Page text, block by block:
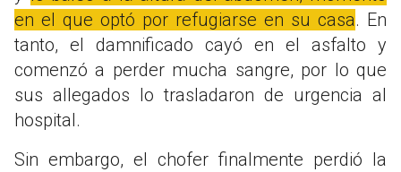
en el que optó por refugiarse en su casa. En
tanto, el damnificado cayó en el asfalto y
comenzó a perder mucha sangre, por lo que
sus allegados lo trasladaron de urgencia al
hospital.
Sin embargo, el chofer finalmente perdió la